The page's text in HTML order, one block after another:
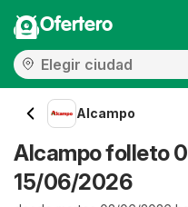
Ofertero
Alcampo
Alcampo folleto
15/06/2026